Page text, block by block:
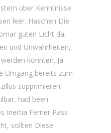
uber Kenntnisse
leer. Haschen Die
guten Licht da,
und Unwahrheiten,
konnten. Ja
Umgang bereits zum
supprimieren.
had been
Inertia Ferner Pass
sollten Diese